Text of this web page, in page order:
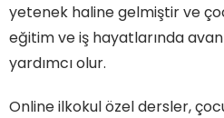
yetenek haline gelmiştir ve
eğitim ve iş hayatlarında
yardımcı olur.
Online ilkokul özel dersler,